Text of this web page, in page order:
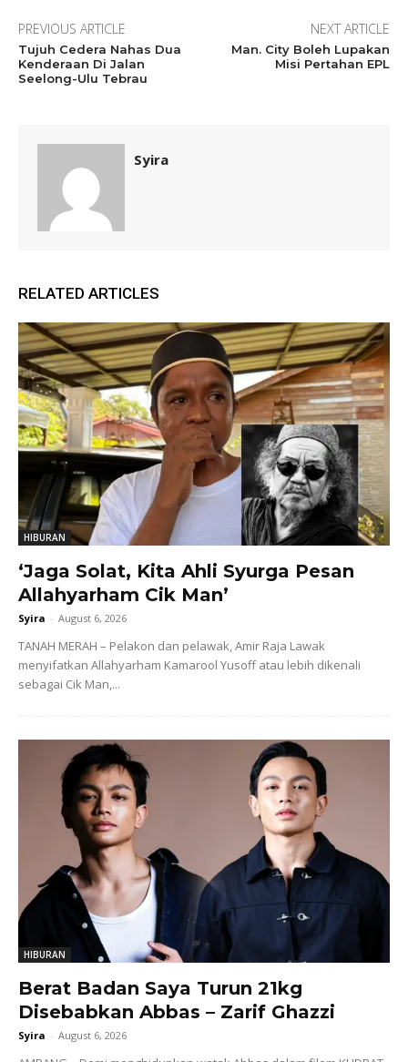
PREVIOUS ARTICLE
Tujuh Cedera Nahas Dua
Kenderaan Di Jalan
Seelong-Ulu Tebrau
NEXT ARTICLE
Man. City Boleh Lupakan
Misi Pertahan EPL
Syira
RELATED ARTICLES
HIBURAN
‘Jaga Solat, Kita Ahli Syurga Pesan
Allahyarham Cik Man’
Syira - August 6, 2026
TANAH MERAH – Pelakon dan pelawak, Amir Raja Lawak
menyifatkan Allahyarham Kamarool Yusoff atau lebih dikenali
sebagai Cik Man,...
HIBURAN
Berat Badan Saya Turun 21kg
Disebabkan Abbas – Zarif Ghazzi
Syira - August 6, 2026